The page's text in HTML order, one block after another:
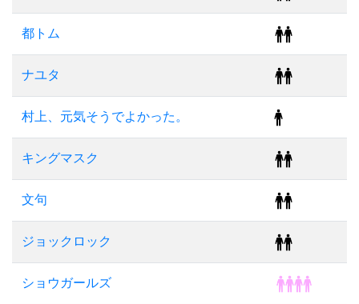
都トム
ナユタ
村上、元気そうでよかった。
キングマスク
文句
ジョックロック
ショウガールズ